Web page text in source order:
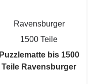
Ravensburger
1500 Teile
Puzzlematte bis 1500
Teile Ravensburger